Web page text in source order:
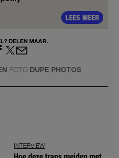
LEES MEER
DELEN MAAR.
FOTO DUPE PHOTOS
INTERVIEW